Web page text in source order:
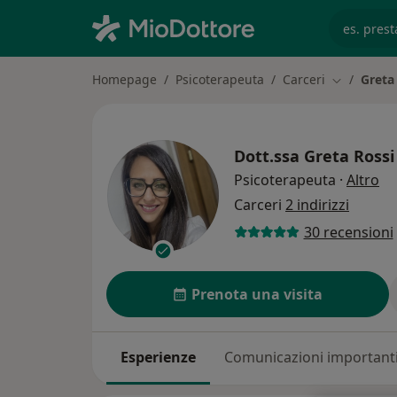
Homepage Psicoterapeuta Carceri CambiaGreta
Dott.ssa Greta Rossi
Psicoterapeuta · Altro
Carceri 2 indirizzi
30 recensioni
Prenota una visita
Esperienze Comunicazioni importanti